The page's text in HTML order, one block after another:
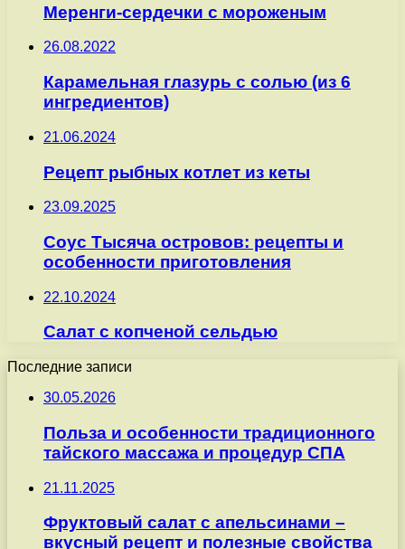
Меренги-сердечки с мороженым
26.08.2022
Карамельная глазурь с солью (из 6
ингредиентов)
21.06.2024
Рецепт рыбных котлет из кеты
23.09.2025
Соус Тысяча островов: рецепты и
особенности приготовления
22.10.2024
Салат с копченой сельдью
Последние записи
30.05.2026
Польза и особенности традиционного
тайского массажа и процедур СПА
21.11.2025
Фруктовый салат с апельсинами –
вкусный рецепт и полезные свойства